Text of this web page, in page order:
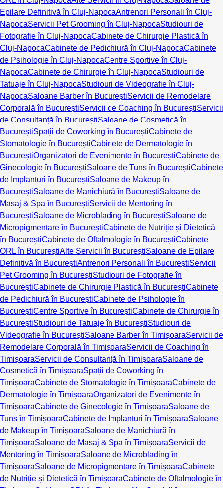
Epilare Definitivă în Cluj-NapocaAntrenori Personali în Cluj-
NapocaServicii Pet Grooming în Cluj-NapocaStudiouri de
Fotografie în Cluj-NapocaCabinete de Chirurgie Plastică în
Cluj-NapocaCabinete de Pedichiură în Cluj-NapocaCabinete
de Psihologie în Cluj-NapocaCentre Sportive în Cluj-
NapocaCabinete de Chirurgie în Cluj-NapocaStudiouri de
Tatuaje în Cluj-NapocaStudiouri de Videografie în Cluj-
NapocaSaloane Barber în BucureștiServicii de Remodelare
Corporală în BucureștiServicii de Coaching în BucureștiServicii
de Consultanță în BucureștiSaloane de Cosmetică în
BucureștiSpații de Coworking în BucureștiCabinete de
Stomatologie în BucureștiCabinete de Dermatologie în
BucureștiOrganizatori de Evenimente în BucureștiCabinete de
Ginecologie în BucureștiSaloane de Tuns în BucureștiCabinete
de Implanturi în BucureștiSaloane de Makeup în
BucureștiSaloane de Manichiură în BucureștiSaloane de
Masaj & Spa în BucureștiServicii de Mentoring în
BucureștiSaloane de Microblading în BucureștiSaloane de
Micropigmentare în BucureștiCabinete de Nutriție și Dietetică
în BucureștiCabinete de Oftalmologie în BucureștiCabinete
ORL în BucureștiAlte Servicii în BucureștiSaloane de Epilare
Definitivă în BucureștiAntrenori Personali în BucureștiServicii
Pet Grooming în BucureștiStudiouri de Fotografie în
BucureștiCabinete de Chirurgie Plastică în BucureștiCabinete
de Pedichiură în BucureștiCabinete de Psihologie în
BucureștiCentre Sportive în BucureștiCabinete de Chirurgie în
BucureștiStudiouri de Tatuaje în BucureștiStudiouri de
Videografie în BucureștiSaloane Barber în TimișoaraServicii de
Remodelare Corporală în TimișoaraServicii de Coaching în
TimișoaraServicii de Consultanță în TimișoaraSaloane de
Cosmetică în TimișoaraSpații de Coworking în
TimișoaraCabinete de Stomatologie în TimișoaraCabinete de
Dermatologie în TimișoaraOrganizatori de Evenimente în
TimișoaraCabinete de Ginecologie în TimișoaraSaloane de
Tuns în TimișoaraCabinete de Implanturi în TimișoaraSaloane
de Makeup în TimișoaraSaloane de Manichiură în
TimișoaraSaloane de Masaj & Spa în TimișoaraServicii de
Mentoring în TimișoaraSaloane de Microblading în
TimișoaraSaloane de Micropigmentare în TimișoaraCabinete
de Nutriție și Dietetică în TimișoaraCabinete de Oftalmologie în